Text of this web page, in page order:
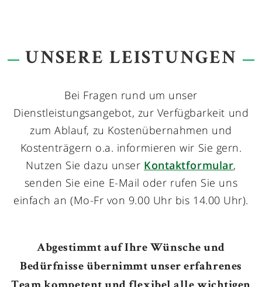
UNSERE LEISTUNGEN
Bei Fragen rund um unser
Dienstleistungsangebot, zur Verfügbarkeit und
zum Ablauf, zu Kostenübernahmen und
Kostenträgern o.a. informieren wir Sie gern.
Nutzen Sie dazu unser Kontaktformular,
senden Sie eine E-Mail oder rufen Sie uns
einfach an (Mo-Fr von 9.00 Uhr bis 14.00 Uhr).
Abgestimmt auf Ihre Wünsche und
Bedürfnisse übernimmt unser erfahrenes